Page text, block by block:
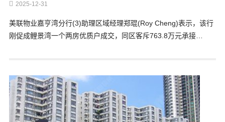
2025-12-31
美联物业嘉亨湾分行(3)助理区域经理郑琨(Roy Cheng)表示，该行
刚促成鲤景湾一个两房优质户成交，同区客斥763.8万元承接…